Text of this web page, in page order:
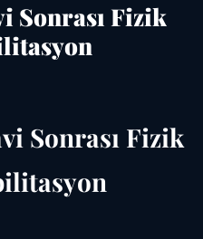
Sonrası Fizik
Sonrası Fizik